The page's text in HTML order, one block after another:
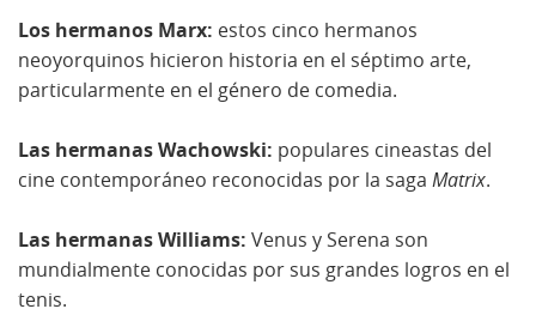
Los hermanos Marx: estos cinco hermanos
neoyorquinos hicieron historia en el séptimo arte,
particularmente en el género de comedia.
Las hermanas Wachowski: populares cineastas del
cine contemporáneo reconocidas por la saga Matrix.
Las hermanas Williams: Venus y Serena son
mundialmente conocidas por sus grandes logros en el
tenis.